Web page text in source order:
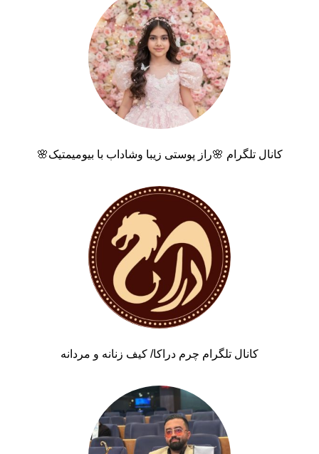
کانال تلگرام 🌸راز پوستی زیبا وشاداب با بیومیمتیک🌸
کانال تلگرام چرم دراکا/ کیف زنانه و مردانه